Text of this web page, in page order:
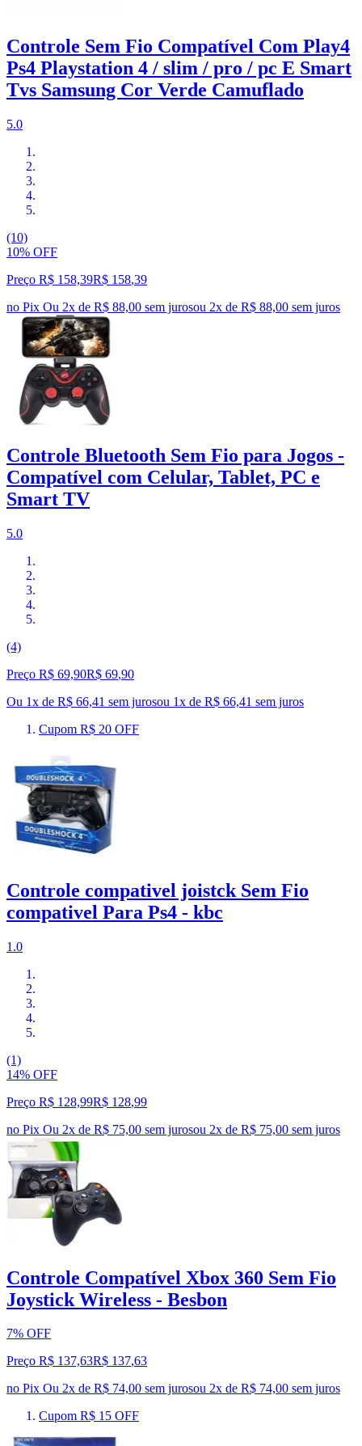
Controle Sem Fio Compatível Com Play4
Ps4 Playstation 4 / slim / pro / pc E Smart
Tvs Samsung Cor Verde Camuflado
5.0
(10)
10% OFF
Preço R$ 158,39R$ 158,39
no Pix Ou 2x de R$ 88,00 sem jurosou 2x de R$ 88,00 sem juros
Controle Bluetooth Sem Fio para Jogos -
Compatível com Celular, Tablet, PC e
Smart TV
5.0
(4)
Preço R$ 69,90R$ 69,90
Ou 1x de R$ 66,41 sem jurosou 1x de R$ 66,41 sem juros
Cupom R$ 20 OFF
Controle compativel joistck Sem Fio
compativel Para Ps4 - kbc
1.0
(1)
14% OFF
Preço R$ 128,99R$ 128,99
no Pix Ou 2x de R$ 75,00 sem jurosou 2x de R$ 75,00 sem juros
Controle Compatível Xbox 360 Sem Fio
Joystick Wireless - Besbon
7% OFF
Preço R$ 137,63R$ 137,63
no Pix Ou 2x de R$ 74,00 sem jurosou 2x de R$ 74,00 sem juros
Cupom R$ 15 OFF